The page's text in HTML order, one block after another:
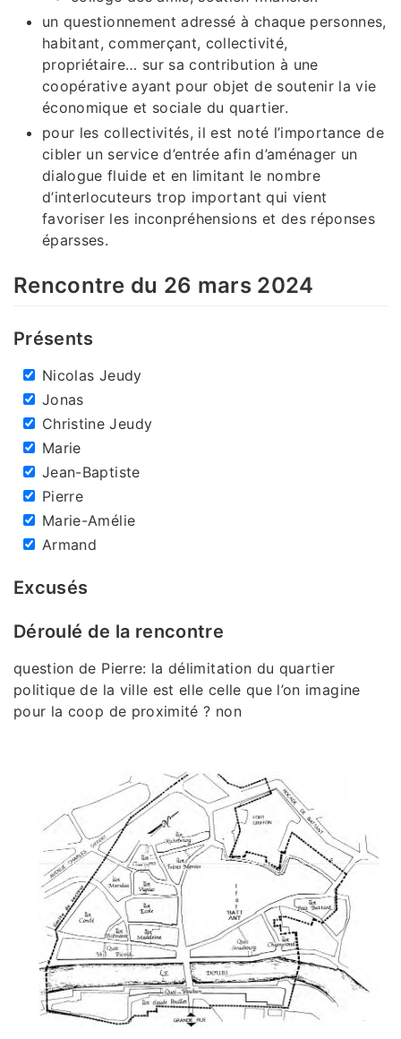
un questionnement adressé à chaque personnes,
habitant, commerçant, collectivité,
propriétaire… sur sa contribution à une
coopérative ayant pour objet de soutenir la vie
économique et sociale du quartier.
pour les collectivités, il est noté l’importance de
cibler un service d’entrée afin d’aménager un
dialogue fluide et en limitant le nombre
d’interlocuteurs trop important qui vient
favoriser les inconpréhensions et des réponses
éparsses.
Rencontre du 26 mars 2024
Présents
Nicolas Jeudy
Jonas
Christine Jeudy
Marie
Jean-Baptiste
Pierre
Marie-Amélie
Armand
Excusés
Déroulé de la rencontre
question de Pierre: la délimitation du quartier
politique de la ville est elle celle que l’on imagine
pour la coop de proximité ? non